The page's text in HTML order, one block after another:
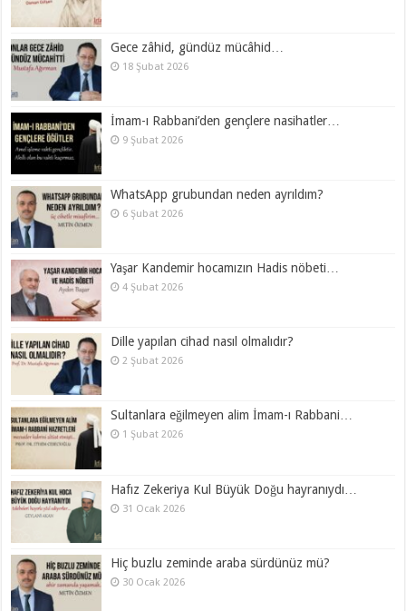
Gece zâhid, gündüz mücâhid…
18 Şubat 2026
İmam-ı Rabbani’den gençlere nasihatler…
9 Şubat 2026
WhatsApp grubundan neden ayrıldım?
6 Şubat 2026
Yaşar Kandemir hocamızın Hadis nöbeti…
4 Şubat 2026
Dille yapılan cihad nasıl olmalıdır?
2 Şubat 2026
Sultanlara eğilmeyen alim İmam-ı Rabbani…
1 Şubat 2026
Hafız Zekeriya Kul Büyük Doğu hayranıydı…
31 Ocak 2026
Hiç buzlu zeminde araba sürdünüz mü?
30 Ocak 2026